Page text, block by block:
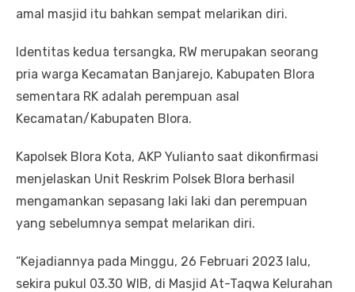
amal masjid itu bahkan sempat melarikan diri.
Identitas kedua tersangka, RW merupakan seorang
pria warga Kecamatan Banjarejo, Kabupaten Blora
sementara RK adalah perempuan asal
Kecamatan/Kabupaten Blora.
Kapolsek Blora Kota, AKP Yulianto saat dikonfirmasi
menjelaskan Unit Reskrim Polsek Blora berhasil
mengamankan sepasang laki laki dan perempuan
yang sebelumnya sempat melarikan diri.
“Kejadiannya pada Minggu, 26 Februari 2023 lalu,
sekira pukul 03.30 WIB, di Masjid At-Taqwa Kelurahan